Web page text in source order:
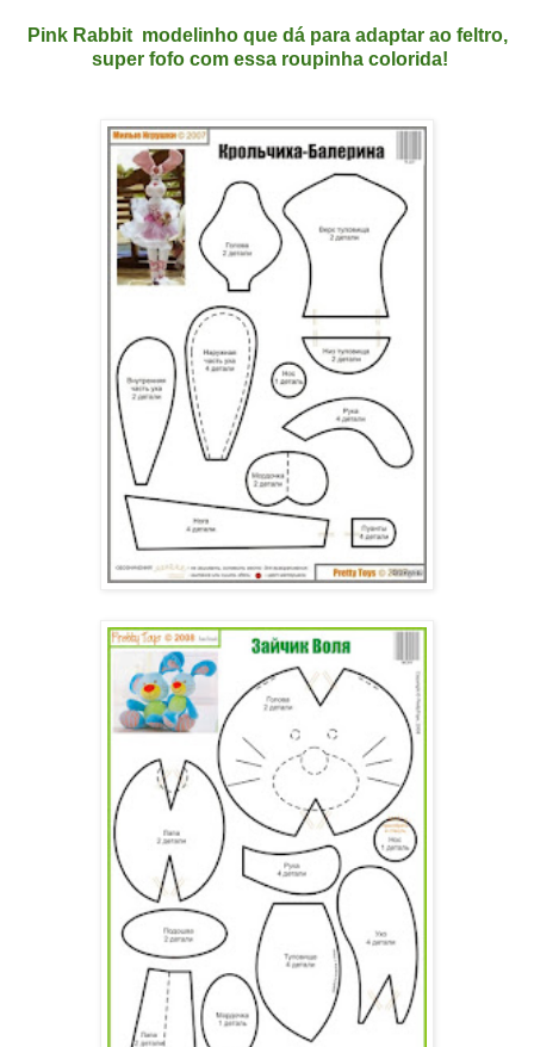
Pink Rabbit modelinho que dá para adaptar ao feltro,
super fofo com essa roupinha colorida!